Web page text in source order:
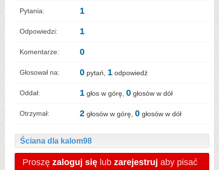
Pytania: 1
Odpowiedzi: 1
Komentarze: 0
Głosował na: 0 pytań, 1 odpowiedź
Oddał: 1 głos w górę, 0 głosów w dół
Otrzymał: 2 głosów w górę, 0 głosów w dół
Ściana dla kalom98
Proszę zaloguj się lub zarejestruj aby pisać